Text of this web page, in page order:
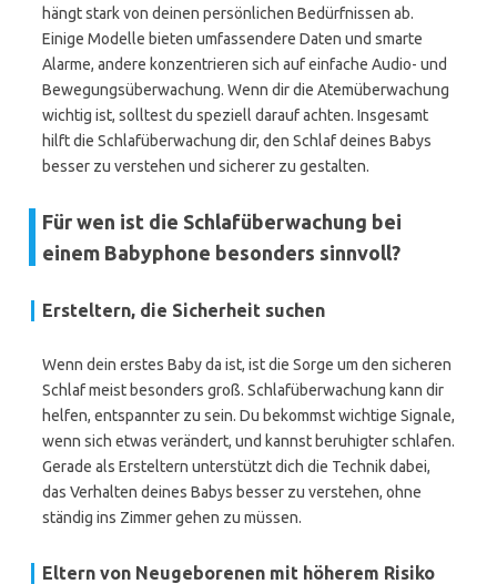
hängt stark von deinen persönlichen Bedürfnissen ab.
Einige Modelle bieten umfassendere Daten und smarte
Alarme, andere konzentrieren sich auf einfache Audio- und
Bewegungsüberwachung. Wenn dir die Atemüberwachung
wichtig ist, solltest du speziell darauf achten. Insgesamt
hilft die Schlafüberwachung dir, den Schlaf deines Babys
besser zu verstehen und sicherer zu gestalten.
Für wen ist die Schlafüberwachung bei
einem Babyphone besonders sinnvoll?
Ersteltern, die Sicherheit suchen
Wenn dein erstes Baby da ist, ist die Sorge um den sicheren
Schlaf meist besonders groß. Schlafüberwachung kann dir
helfen, entspannter zu sein. Du bekommst wichtige Signale,
wenn sich etwas verändert, und kannst beruhigter schlafen.
Gerade als Ersteltern unterstützt dich die Technik dabei,
das Verhalten deines Babys besser zu verstehen, ohne
ständig ins Zimmer gehen zu müssen.
Eltern von Neugeborenen mit höherem Risiko